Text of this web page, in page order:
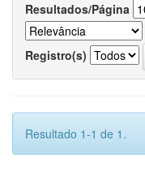
Resultados/Página
Registro(s)
Resultado 1-1 de 1.